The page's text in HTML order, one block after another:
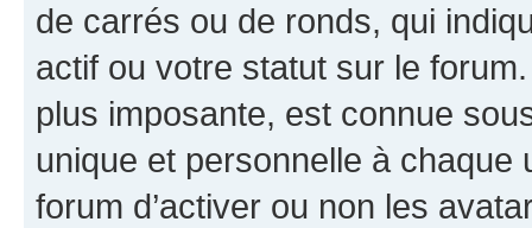
de carrés ou de ronds, qui
actif ou votre statut sur le
plus imposante, est connue
unique et personnelle à chaque
forum d’activer ou non les